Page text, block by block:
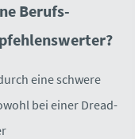
Berufs­
eine schwere
bei einer Dread-